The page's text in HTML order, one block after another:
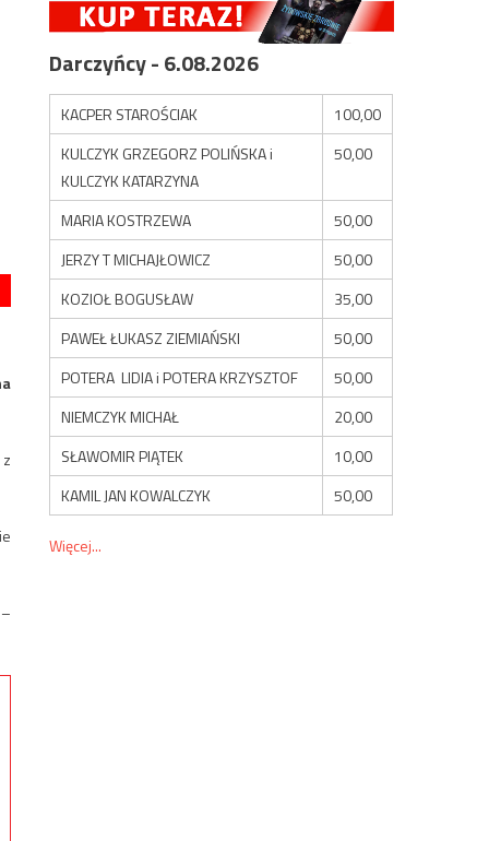
Darczyńcy - 6.08.2026
KACPER STAROŚCIAK
100,00
KULCZYK GRZEGORZ POLIŃSKA i
KULCZYK KATARZYNA
50,00
MARIA KOSTRZEWA
50,00
JERZY T MICHAJŁOWICZ
50,00
KOZIOŁ BOGUSŁAW
35,00
PAWEŁ ŁUKASZ ZIEMIAŃSKI
50,00
POTERA LIDIA i POTERA KRZYSZTOF
50,00
NIEMCZYK MICHAŁ
20,00
SŁAWOMIR PIĄTEK
10,00
KAMIL JAN KOWALCZYK
50,00
Więcej...